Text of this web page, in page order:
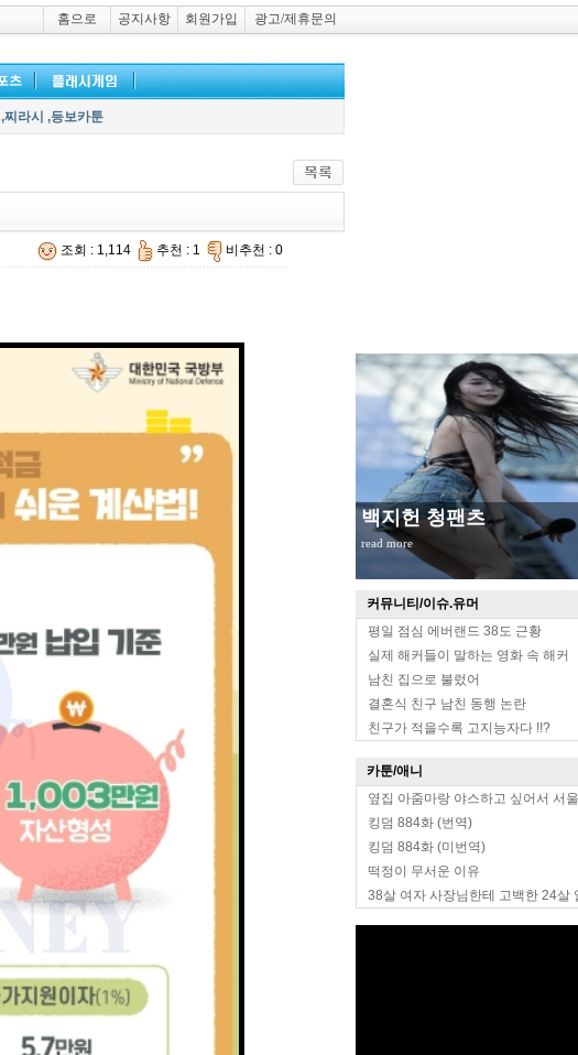
홈으로 공지사항 회원가입 광고/제휴문의
백지헌 청팬츠
read more
커뮤니티/이슈.유머
평일 점심 에버랜드 38도 근황
실제 해커들이 말하는 영화 속 해커
남친 집으로 불렀어
결혼식 친구 남친 동행 논란
친구가 적을수록 고지능자다 !!?
카툰/애니
옆집 아줌마랑 야스하고 싶어서 서
킹덤 884화 (번역)
킹덤 884화 (미번역)
떡정이 무서운 이유
38살 여자 사장님한테 고백한 24살
,찌라시 ,등보카툰
조회 : 1,114 추천 : 1 비추천 : 0